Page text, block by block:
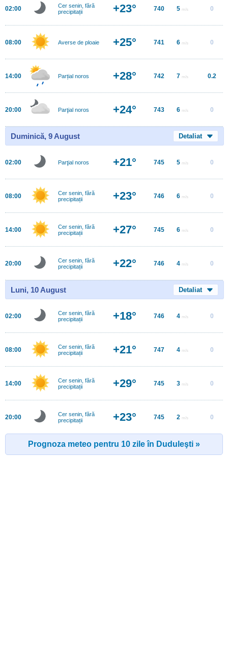
02:00
Cer senin, fără
precipitații
+23° 740 5 m/s 0
08:00 Averse de ploaie +25° 741 6 m/s 0
14:00 Parțial noros +28° 742 7 m/s 0.2
20:00 Parţial noros +24° 743 6 m/s 0
Duminică, 9 August Detaliat
02:00 Parţial noros +21° 745 5 m/s 0
08:00
Cer senin, fără
precipitații
+23° 746 6 m/s 0
14:00
Cer senin, fără
precipitații
+27° 745 6 m/s 0
20:00
Cer senin, fără
precipitații
+22° 746 4 m/s 0
Luni, 10 August Detaliat
02:00
Cer senin, fără
precipitații
+18° 746 4 m/s 0
08:00
Cer senin, fără
precipitații
+21° 747 4 m/s 0
14:00
Cer senin, fără
precipitații
+29° 745 3 m/s 0
20:00
Cer senin, fără
precipitații
+23° 745 2 m/s 0
Prognoza meteo pentru 10 zile în Duduleşti »